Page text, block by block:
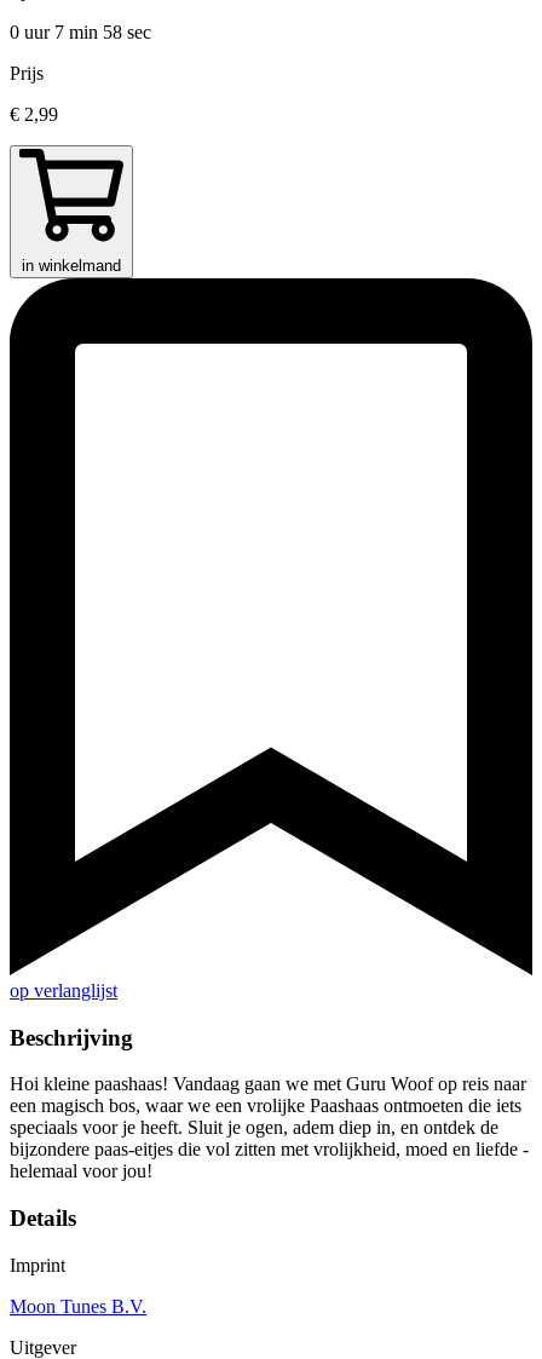
0 uur 7 min 58 sec
Prijs
€ 2,99
in winkelmand
op verlanglijst
Beschrijving
Hoi kleine paashaas! Vandaag gaan we met Guru Woof op reis naar
een magisch bos, waar we een vrolijke Paashaas ontmoeten die iets
speciaals voor je heeft. Sluit je ogen, adem diep in, en ontdek de
bijzondere paas-eitjes die vol zitten met vrolijkheid, moed en liefde -
helemaal voor jou!
Details
Imprint
Moon Tunes B.V.
Uitgever